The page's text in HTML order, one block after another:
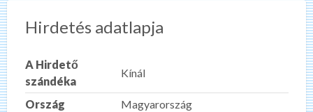
Hirdetés adatlapja
A Hirdető
szándéka
Kínál
Ország
Magyarország